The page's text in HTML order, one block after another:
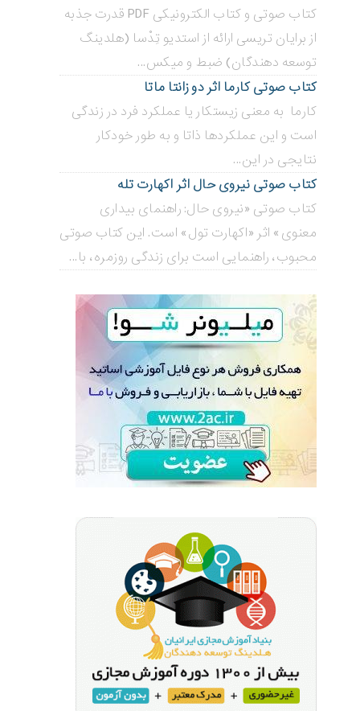
کتاب صوتی و کتاب الکترونیکی PDF قدرت جذبه
از برایان تریسی ارائه از استدیو تِدْسا (هلدینگ
توسعه دهندگان) ضبط و میکس...
کتاب صوتی کارما اثر دو زانتا ماتا
کارما به معنی زیستکار یا عملکرد فرد در زندگی
است و این عملکردها ذاتا و به طور خودکار
نتایجی در این...
کتاب صوتی نیروی حال اثر اکهارت تله
کتاب صوتی «نیروی حال: راهنمای بیداری
معنوی» اثر «اکهارت تول» است. این کتاب صوتی
محبوب، راهنمایی است برای زندگی روزمره، با...